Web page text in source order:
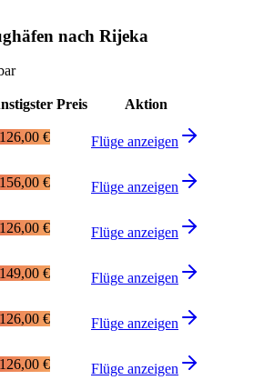
nach Rijeka
Preis Aktion
126,00 € Flüge anzeigen
156,00 € Flüge anzeigen
126,00 € Flüge anzeigen
149,00 € Flüge anzeigen
126,00 € Flüge anzeigen
126,00 € Flüge anzeigen